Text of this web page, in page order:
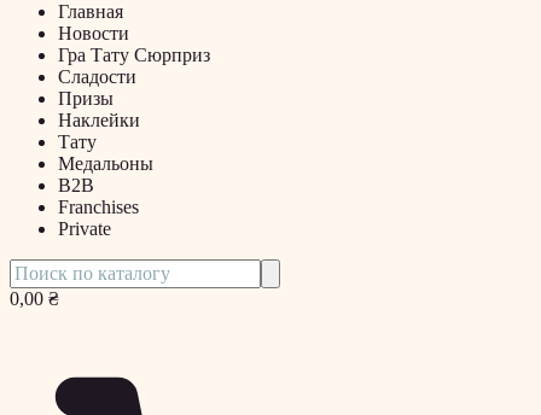
Главная
Новости
Гра Тату Сюрприз
Сладости
Призы
Наклейки
Тату
Медальоны
B2B
Franchises
Private
0,00 ₴